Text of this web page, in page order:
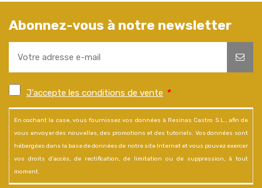
Abonnez-vous à notre newsletter
J'accepte les conditions de vente *
En cochant la case, vous fournissez vos données à Resinas Castro S.L., afin de
vous envoyer des nouvelles, des promotions et des tutoriels. Vos données sont
hébergées dans la base de données de notre site Internet et vous pouvez exercer
vos droits d'accès, de rectification, de limitation ou de suppression, à tout
moment.